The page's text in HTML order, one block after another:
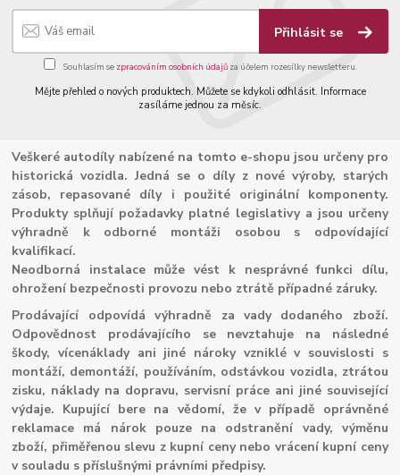
Přihlásit se
Souhlasím se zpracováním osobních údajůza účelem rozesílky newsletteru.
Mějte přehled o nových produktech. Můžete se kdykoli odhlásit. Informace
zasíláme jednou za měsíc.
Veškeré autodíly nabízené na tomto e-shopu jsou určeny pro
historická vozidla. Jedná se o díly z nové výroby, starých
zásob, repasované díly i použité originální komponenty.
Produkty splňují požadavky platné legislativy a jsou určeny
výhradně k odborné montáži osobou s odpovídající
kvalifikací.
Neodborná instalace může vést k nesprávné funkci dílu,
ohrožení bezpečnosti provozu nebo ztrátě případné záruky.
Prodávající odpovídá výhradně za vady dodaného zboží.
Odpovědnost prodávajícího se nevztahuje na následné
škody, vícenáklady ani jiné nároky vzniklé v souvislosti s
montáží, demontáží, používáním, odstávkou vozidla, ztrátou
zisku, náklady na dopravu, servisní práce ani jiné související
výdaje. Kupující bere na vědomí, že v případě oprávněné
reklamace má nárok pouze na odstranění vady, výměnu
zboží, přiměřenou slevu z kupní ceny nebo vrácení kupní ceny
v souladu s příslušnými právními předpisy.